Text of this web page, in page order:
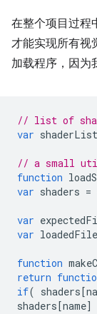
在整个项目过程
才能实现所有视
加载程序，因为
// list of
var shaderList
// a small
function
var shaders =
var
var
function
return
if( shaders [
shaders [name]